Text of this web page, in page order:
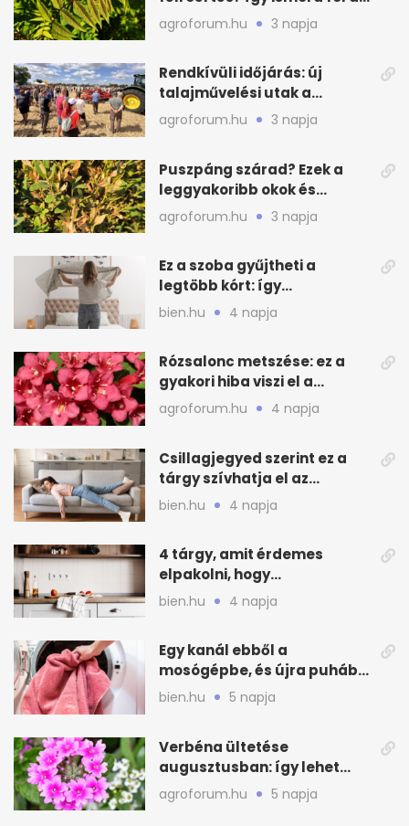
valódi kockázatot
agroforum.hu 3 napja
Rendkívüli időjárás: új
talajművelési utak a
gazdáknak
agroforum.hu 3 napja
Puszpáng szárad? Ezek a
leggyakoribb okok és
teendők
agroforum.hu 3 napja
Ez a szoba gyűjtheti a
legtöbb kórt: így
mélytisztítsd otthon
bien.hu 4 napja
Rózsalonc metszése: ez a
gyakori hiba viszi el a
virágzást
agroforum.hu 4 napja
Csillagjegyed szerint ez a
tárgy szívhatja el az
otthonod energiáját
bien.hu 4 napja
4 tárgy, amit érdemes
elpakolni, hogy
hűvösebbnek tűnjön a lakás
bien.hu 4 napja
Egy kanál ebből a
mosógépbe, és újra puhább
lesz a törölköző
bien.hu 5 napja
Verbéna ültetése
augusztusban: így lehet
még idén virágos a kert
agroforum.hu 5 napja